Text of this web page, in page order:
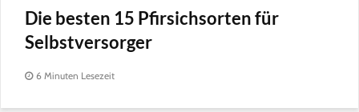
Die besten 15 Pfirsichsorten für
Selbstversorger
6 Minuten Lesezeit